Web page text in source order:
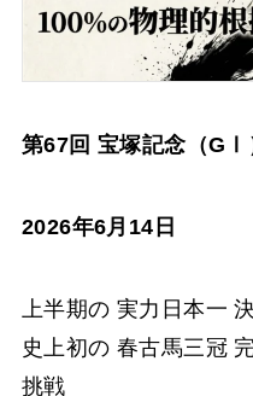
第67回 宝塚記念（GⅠ
2026年6月14日
上半期の 実力日本一
史上初の 春古馬三冠
挑戦